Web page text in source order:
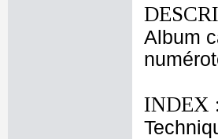
Album
INDEX :